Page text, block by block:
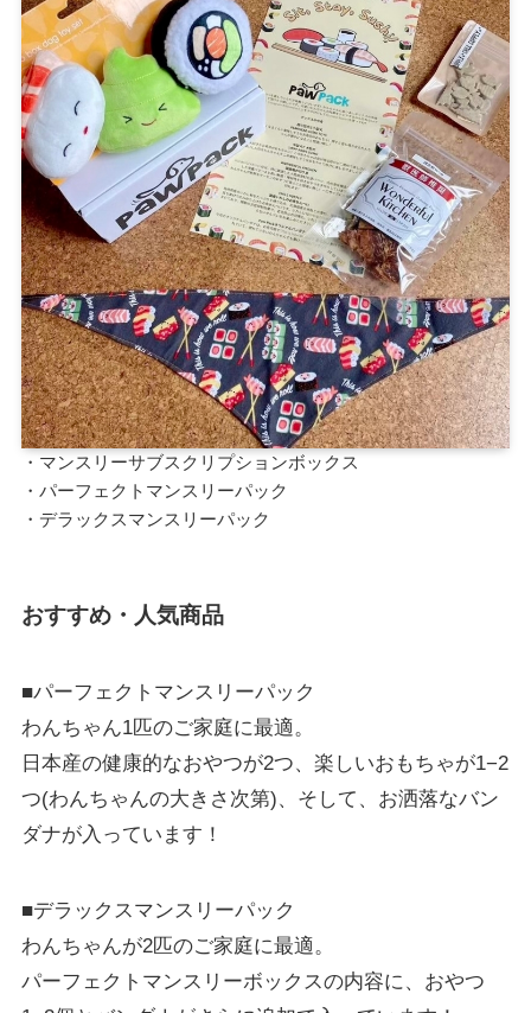
・マンスリーサブスクリプションボックス
・パーフェクトマンスリーパック
・デラックスマンスリーパック
おすすめ・人気商品
■パーフェクトマンスリーパック
わんちゃん1匹のご家庭に最適。
日本産の健康的なおやつが2つ、楽しいおもちゃが1−2
つ(わんちゃんの大きさ次第)、そして、お洒落なバン
ダナが入っています！
■デラックスマンスリーパック
わんちゃんが2匹のご家庭に最適。
パーフェクトマンスリーボックスの内容に、おやつ